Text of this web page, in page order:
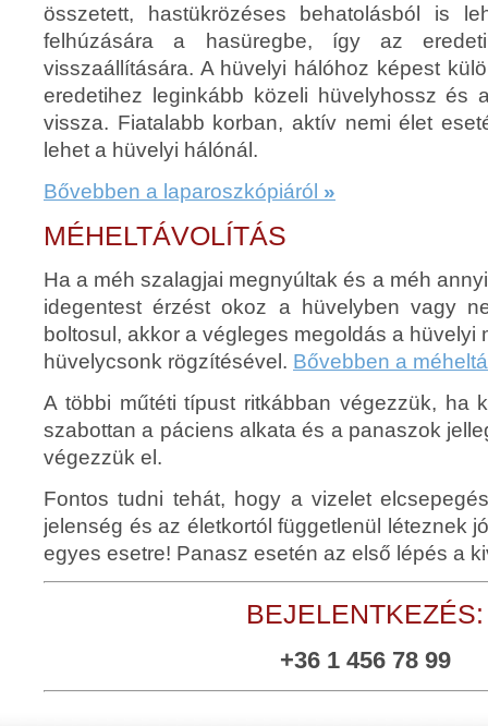
összetett, hastükrözéses behatolásból is
felhúzására a hasüregbe, így az
visszaállítására. A hüvelyi hálóhoz képest
eredetihez leginkább közeli hüvelyhossz és
vissza. Fiatalabb korban, aktív nemi élet
lehet a hüvelyi hálónál.
Bővebben a laparoszkópiáról »
MÉHELTÁVOLÍTÁS
Ha a méh szalagjai megnyúltak és a méh
idegentest érzést okoz a hüvelyben vagy
boltosul, akkor a végleges megoldás a hüvelyi
hüvelycsonk rögzítésével. Bővebben a
A többi műtéti típust ritkábban végezzük, ha
szabottan a páciens alkata és a panaszok
végezzük el.
Fontos tudni tehát, hogy a vizelet
jelenség és az életkortól függetlenül léteznek
egyes esetre! Panasz esetén az első lépés a
BEJELENTKEZÉS:
+36 1 456 78 99